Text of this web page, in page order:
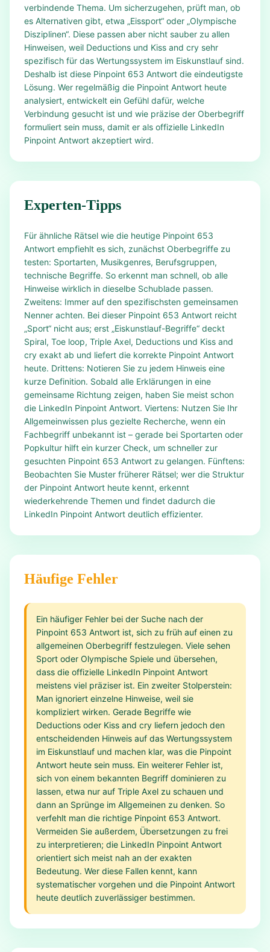
verbindende Thema. Um sicherzugehen, prüft man, ob
es Alternativen gibt, etwa „Eissport“ oder „Olympische
Disziplinen“. Diese passen aber nicht sauber zu allen
Hinweisen, weil Deductions und Kiss and cry sehr
spezifisch für das Wertungssystem im Eiskunstlauf sind.
Deshalb ist diese Pinpoint 653 Antwort die eindeutigste
Lösung. Wer regelmäßig die Pinpoint Antwort heute
analysiert, entwickelt ein Gefühl dafür, welche
Verbindung gesucht ist und wie präzise der Oberbegriff
formuliert sein muss, damit er als offizielle LinkedIn
Pinpoint Antwort akzeptiert wird.
Experten-Tipps
Für ähnliche Rätsel wie die heutige Pinpoint 653
Antwort empfiehlt es sich, zunächst Oberbegriffe zu
testen: Sportarten, Musikgenres, Berufsgruppen,
technische Begriffe. So erkennt man schnell, ob alle
Hinweise wirklich in dieselbe Schublade passen.
Zweitens: Immer auf den spezifischsten gemeinsamen
Nenner achten. Bei dieser Pinpoint 653 Antwort reicht
„Sport“ nicht aus; erst „Eiskunstlauf-Begriffe“ deckt
Spiral, Toe loop, Triple Axel, Deductions und Kiss and
cry exakt ab und liefert die korrekte Pinpoint Antwort
heute. Drittens: Notieren Sie zu jedem Hinweis eine
kurze Definition. Sobald alle Erklärungen in eine
gemeinsame Richtung zeigen, haben Sie meist schon
die LinkedIn Pinpoint Antwort. Viertens: Nutzen Sie Ihr
Allgemeinwissen plus gezielte Recherche, wenn ein
Fachbegriff unbekannt ist – gerade bei Sportarten oder
Popkultur hilft ein kurzer Check, um schneller zur
gesuchten Pinpoint 653 Antwort zu gelangen. Fünftens:
Beobachten Sie Muster früherer Rätsel; wer die Struktur
der Pinpoint Antwort heute kennt, erkennt
wiederkehrende Themen und findet dadurch die
LinkedIn Pinpoint Antwort deutlich effizienter.
Häufige Fehler
Ein häufiger Fehler bei der Suche nach der
Pinpoint 653 Antwort ist, sich zu früh auf einen zu
allgemeinen Oberbegriff festzulegen. Viele sehen
Sport oder Olympische Spiele und übersehen,
dass die offizielle LinkedIn Pinpoint Antwort
meistens viel präziser ist. Ein zweiter Stolperstein:
Man ignoriert einzelne Hinweise, weil sie
kompliziert wirken. Gerade Begriffe wie
Deductions oder Kiss and cry liefern jedoch den
entscheidenden Hinweis auf das Wertungssystem
im Eiskunstlauf und machen klar, was die Pinpoint
Antwort heute sein muss. Ein weiterer Fehler ist,
sich von einem bekannten Begriff dominieren zu
lassen, etwa nur auf Triple Axel zu schauen und
dann an Sprünge im Allgemeinen zu denken. So
verfehlt man die richtige Pinpoint 653 Antwort.
Vermeiden Sie außerdem, Übersetzungen zu frei
zu interpretieren; die LinkedIn Pinpoint Antwort
orientiert sich meist nah an der exakten
Bedeutung. Wer diese Fallen kennt, kann
systematischer vorgehen und die Pinpoint Antwort
heute deutlich zuverlässiger bestimmen.